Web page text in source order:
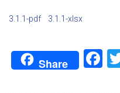
3.1.1-pdf 3.1.1-xlsx
Share